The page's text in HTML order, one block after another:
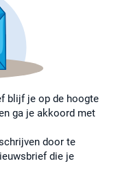
blijf je op de hoogte
ga je akkoord met
door te
die je